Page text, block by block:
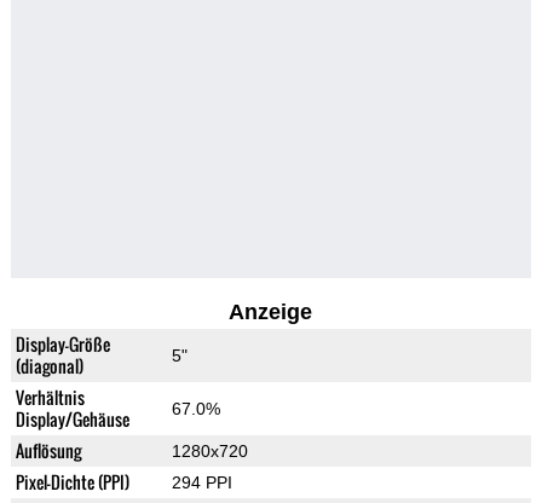
Anzeige
Display-Größe
(diagonal)
5"
Verhältnis
Display/Gehäuse
67.0%
Auflösung 1280x720
Pixel-Dichte (PPI) 294 PPI